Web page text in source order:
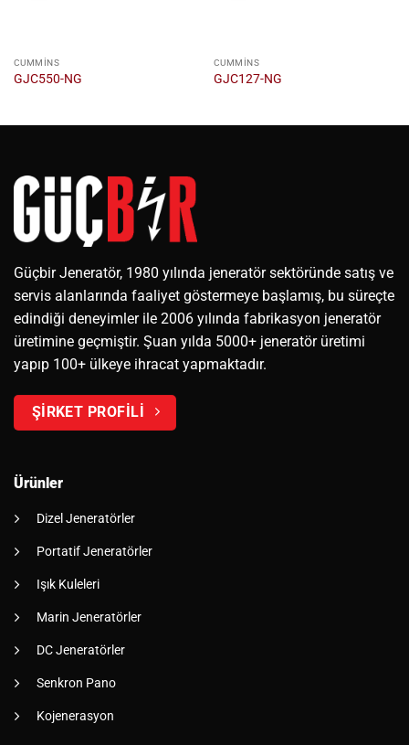
CUMMINS
GJC550-NG
CUMMINS
GJC127-NG
Güçbir Jeneratör, 1980 yılında jeneratör sektöründe satış ve
servis alanlarında faaliyet göstermeye başlamış, bu süreçte
edindiği deneyimler ile 2006 yılında fabrikasyon jeneratör
üretimine geçmiştir. Şuan yılda 5000+ jeneratör üretimi
yapıp 100+ ülkeye ihracat yapmaktadır.
ŞİRKET PROFİLİ
Ürünler
Dizel Jeneratörler
Portatif Jeneratörler
Işık Kuleleri
Marin Jeneratörler
DC Jeneratörler
Senkron Pano
Kojenerasyon